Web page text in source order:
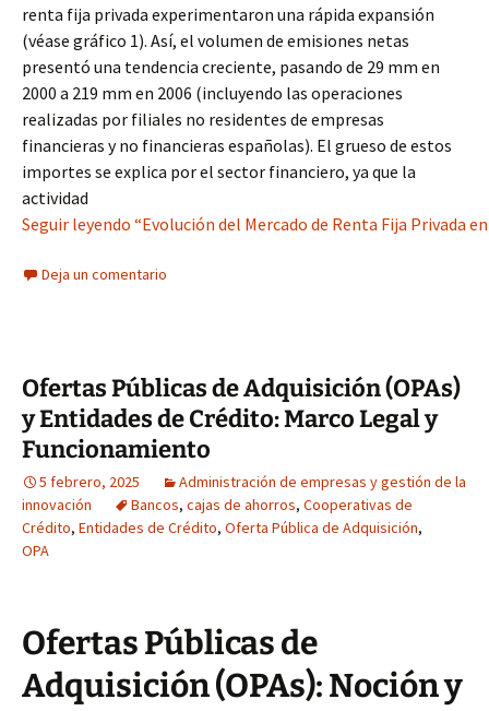
renta fija privada experimentaron una rápida expansión
(véase gráfico 1). Así, el volumen de emisiones netas
presentó una tendencia creciente, pasando de 29 mm en
2000 a 219 mm en 2006 (incluyendo las operaciones
realizadas por filiales no residentes de empresas
financieras y no financieras españolas). El grueso de estos
importes se explica por el sector financiero, ya que la
actividad
Seguir leyendo “Evolución del Mercado de Renta Fija Privada
Deja un comentario
Ofertas Públicas de Adquisición (OPAs)
y Entidades de Crédito: Marco Legal y
Funcionamiento
5 febrero, 2025
Administración de empresas y gestión de la
innovación
Bancos, cajas de ahorros, Cooperativas de
Crédito, Entidades de Crédito, Oferta Pública de Adquisición,
OPA
Ofertas Públicas de
Adquisición (OPAs): Noción y